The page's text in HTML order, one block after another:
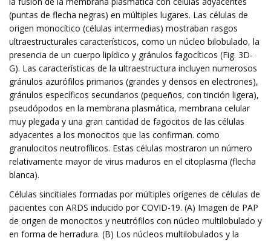
(puntas de flecha negras) en múltiples lugares. Las células de
origen monocítico (células intermedias) mostraban rasgos
ultraestructurales característicos, como un núcleo bilobulado, la
presencia de un cuerpo lipídico y gránulos fagocíticos (Fig. 3D-
G). Las características de la ultraestructura incluyen numerosos
gránulos azurófilos primarios (grandes y densos en electrones),
gránulos específicos secundarios (pequeños, con tinción ligera),
pseudópodos en la membrana plasmática, membrana celular
muy plegada y una gran cantidad de fagocitos de las células
adyacentes a los monocitos que las confirman. como
granulocitos neutrofílicos. Estas células mostraron un número
relativamente mayor de virus maduros en el citoplasma (flecha
blanca).
Células sincitiales formadas por múltiples orígenes de células de
pacientes con ARDS inducido por COVID-19. (A) Imagen de PAP
de origen de monocitos y neutrófilos con núcleo multilobulado y
en forma de herradura. (B) Los núcleos multilobulados y la